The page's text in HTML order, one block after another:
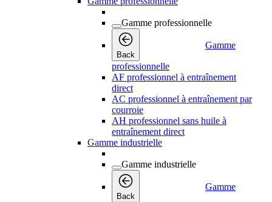
Gamme professionnelle
Back
Gamme
professionnelle
AF professionnel à entraînement
direct
AC professionnel à entraînement par
courroie
AH professionnel sans huile à
entraînement direct
Gamme industrielle
Gamme industrielle
Back
Gamme